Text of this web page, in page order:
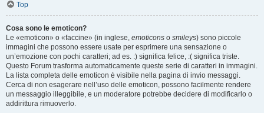
Top
Cosa sono le emoticon?
Le «emoticon» o «faccine» (in inglese, emoticons o smileys) sono piccole
immagini che possono essere usate per esprimere una sensazione o
un’emozione con pochi caratteri; ad es. :) significa felice, :( significa triste.
Questo Forum trasforma automaticamente queste serie di caratteri in immagini.
La lista completa delle emoticon è visibile nella pagina di invio messaggi.
Cerca di non esagerare nell’uso delle emoticon, possono facilmente rendere
un messaggio illeggibile, e un moderatore potrebbe decidere di modificarlo o
addirittura rimuoverlo.